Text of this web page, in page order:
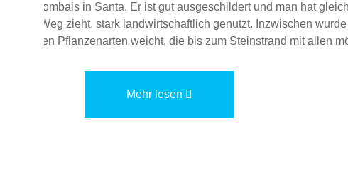
Pombais in Santa. Er ist gut ausgeschildert und man hat
der Weg zieht, stark landwirtschaftlich genutzt. Inzwischen
Pflanzenarten weicht, die bis zum Steinstrand mit allen
Mehr lesen